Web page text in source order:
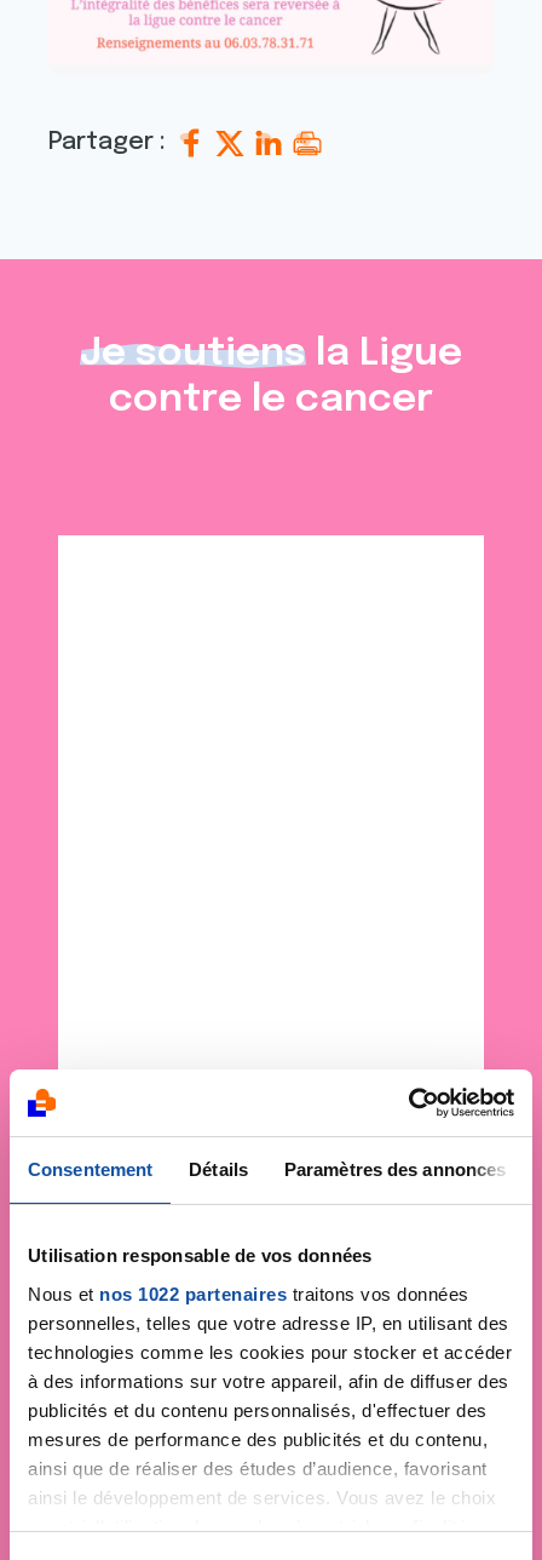
Consentement Détails Paramètres des annonces
Utilisation responsable de vos données
Nous et nos 1022 partenaires traitons vos données
personnelles, telles que votre adresse IP, en utilisant des
technologies comme les cookies pour stocker et accéder
à des informations sur votre appareil, afin de diffuser des
publicités et du contenu personnalisés, d'effectuer des
mesures de performance des publicités et du contenu,
ainsi que de réaliser des études d’audience, favorisant
ainsi le développement de services. Vous avez le choix
quant à l'utilisation de vos données et à leurs finalités.
Partager :
Je soutiens la Ligue
contre le cancer